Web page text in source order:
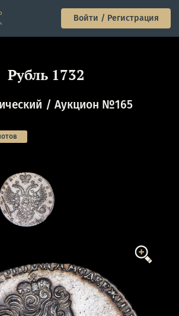
Войти / Регистрация
Рубль 1732
Аукцион №165